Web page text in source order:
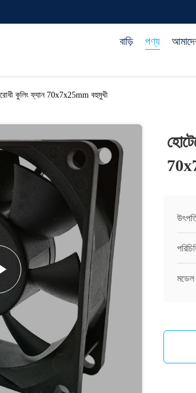
বাড়ি পণ্য
কুলিং ফ্যান 70x7x25mm বহুমুখী
মডেল